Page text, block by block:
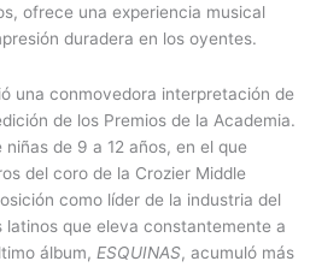
ofrece una experiencia musical
duradera en los oyentes.
una conmovedora interpretación de
de los Premios de la Academia.
de 9 a 12 años, en el que
del coro de la Crozier Middle
como líder de la industria del
que eleva constantemente a
álbum, ESQUINAS, acumuló más